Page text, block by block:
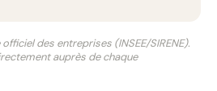
des entreprises (INSEE/SIRENE).
auprès de chaque